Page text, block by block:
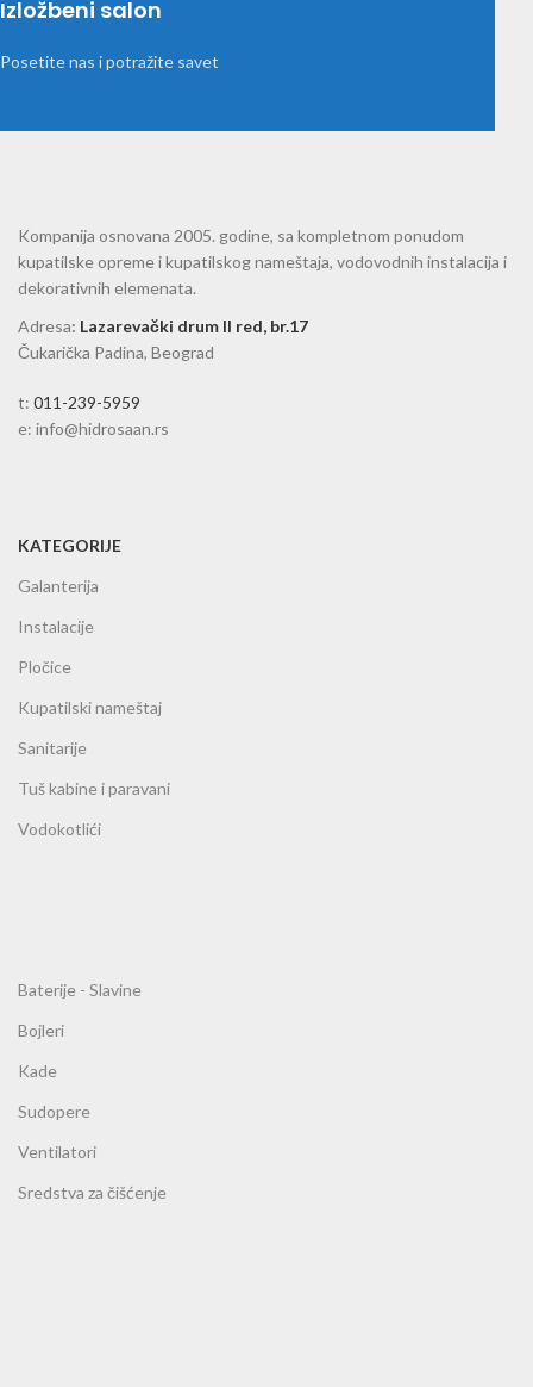
Izložbeni salon
Posetite nas i potražite savet
Kompanija osnovana 2005. godine, sa kompletnom ponudom
kupatilske opreme i kupatilskog nameštaja, vodovodnih instalacija i
dekorativnih elemenata.
Adresa: Lazarevački drum II red, br.17
Čukarička Padina, Beograd
t: 011-239-5959
e: info@hidrosaan.rs
KATEGORIJE
Galanterija
Instalacije
Pločice
Kupatilski nameštaj
Sanitarije
Tuš kabine i paravani
Vodokotlići
Baterije - Slavine
Bojleri
Kade
Sudopere
Ventilatori
Sredstva za čišćenje